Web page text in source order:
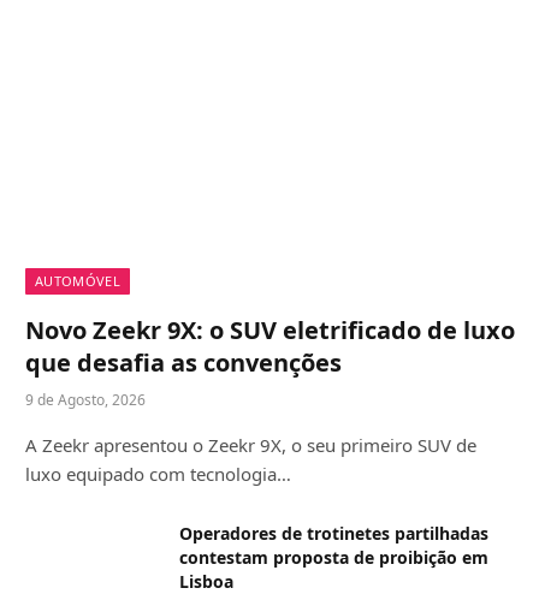
AUTOMÓVEL
Novo Zeekr 9X: o SUV eletrificado de luxo
que desafia as convenções
9 de Agosto, 2026
A Zeekr apresentou o Zeekr 9X, o seu primeiro SUV de
luxo equipado com tecnologia…
Operadores de trotinetes partilhadas
contestam proposta de proibição em
Lisboa